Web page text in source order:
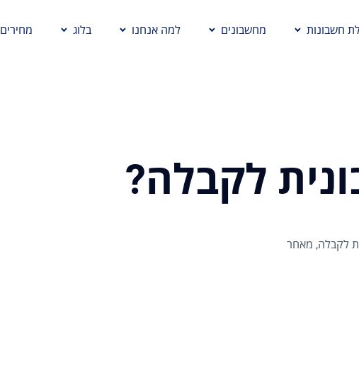
חשבונות מחשבונים למה אנחנו בלוג מחירים
לקבלה?
לקבלה, מאחר